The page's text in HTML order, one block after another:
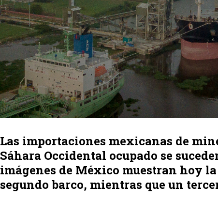
Las importaciones mexicanas de
Sáhara Occidental ocupado se
imágenes de México muestran hoy
segundo barco, mientras que un